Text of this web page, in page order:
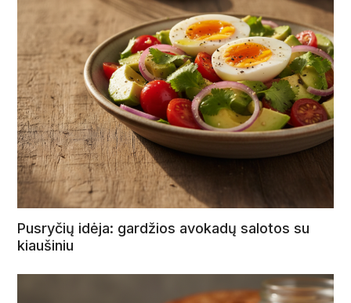
Pusryčių idėja: gardžios avokadų salotos su
kiaušiniu